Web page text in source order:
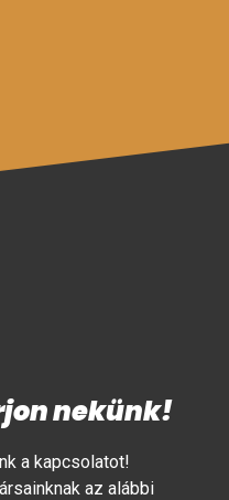
nekünk!
a kapcsolatot!
az alábbi